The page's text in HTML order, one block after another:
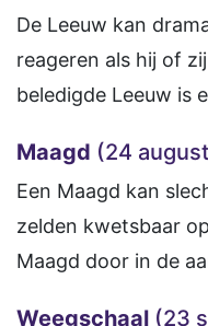
De Leeuw kan
reageren als hij of
beledigde Leeuw is
Maagd (24
Een Maagd kan
zelden kwetsbaar
Maagd door in de
Weegschaal (23